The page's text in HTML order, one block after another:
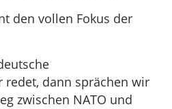
den vollen Fokus der
dann sprächen wir
zwischen NATO und